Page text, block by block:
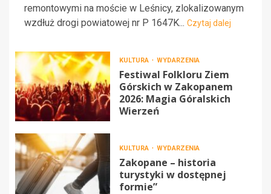
remontowymi na moście w Leśnicy, zlokalizowanym
wzdłuż drogi powiatowej nr P 1647K... Czytaj dalej
KULTURA WYDARZENIA
Festiwal Folkloru Ziem
Górskich w Zakopanem
2026: Magia Góralskich
Wierzeń
KULTURA WYDARZENIA
Zakopane – historia
turystyki w dostępnej
formie”